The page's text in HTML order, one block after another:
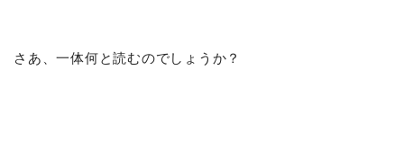
さあ、一体何と読むのでしょうか？